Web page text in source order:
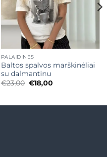
PALAIDINĖS
Baltos spalvos marškinėliai
su dalmantinu
€23,00 Original
price
€18,00Current